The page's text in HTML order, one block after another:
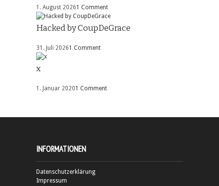
1. August 20261 Comment
Hacked by CoupDeGrace
31. Juli 20261 Comment
x
1. Januar 20201 Comment
INFORMATIONEN
Datenschutzerklärung
Impressum